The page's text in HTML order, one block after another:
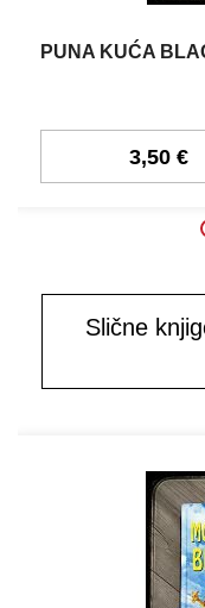
PUNA KUĆA
3,50 €
Slične